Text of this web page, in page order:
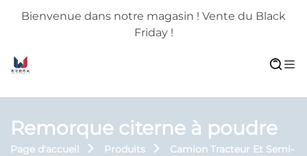
Bienvenue dans notre magasin ! Vente du Black
Friday !
Remorque citerne à poudre
Page d'accueil Produits
Camion Tracteur Et Semi-